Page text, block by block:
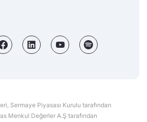
Sermaye Piyasası Kurulu tarafından
Menkul Değerler A.Ş tarafından